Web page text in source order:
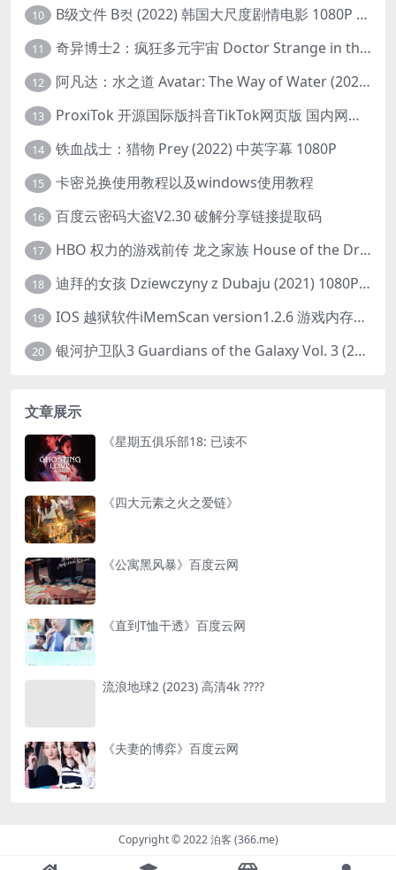
10 B级文件 B컷 (2022) 韩国大尺度剧情电影 1080P 中字
11 奇异博士2：疯狂多元宇宙 Doctor Strange in the Multiverse of Madness (2022) 高清版1080p
12 阿凡达：水之道 Avatar: The Way of Water (2022) 1080p 2k 4k 中文字幕
13 ProxiTok 开源国际版抖音TikTok网页版 国内网络直连
14 铁血战士：猎物 Prey (2022) 中英字幕 1080P
15 卡密兑换使用教程以及windows使用教程
16 百度云密码大盗V2.30 破解分享链接提取码
17 HBO 权力的游戏前传 龙之家族 House of the Dragon (2022) 中字 1080P 更新4集
18 迪拜的女孩 Dziewczyny z Dubaju (2021) 1080P 中字
19 IOS 越狱软件iMemScan version1.2.6 游戏内存修改器
20 银河护卫队3 Guardians of the Galaxy Vol. 3 (2023)4K高清资源1080p只分享精品
文章展示
《星期五俱乐部18: 已读不
《四大元素之火之爱链》
《公寓黑风暴》百度云网
《直到T恤干透》百度云网
流浪地球2 (2023) 高清4k ????
《夫妻的博弈》百度云网
Copyright © 2022 泊客 (366.me)